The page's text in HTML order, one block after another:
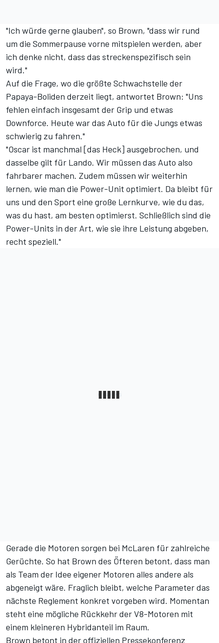
"Ich würde gerne glauben", so Brown, "dass wir rund
um die Sommerpause vorne mitspielen werden, aber
ich denke nicht, dass das streckenspezifisch sein
wird."
Auf die Frage, wo die größte Schwachstelle der
Papaya-Boliden derzeit liegt, antwortet Brown: "Uns
fehlen einfach insgesamt der Grip und etwas
Downforce. Heute war das Auto für die Jungs etwas
schwierig zu fahren."
"Oscar ist manchmal [das Heck] ausgebrochen, und
dasselbe gilt für Lando. Wir müssen das Auto also
fahrbarer machen. Zudem müssen wir weiterhin
lernen, wie man die Power-Unit optimiert. Da bleibt für
uns und den Sport eine große Lernkurve, wie du das,
was du hast, am besten optimierst. Schließlich sind die
Power-Units in der Art, wie sie ihre Leistung abgeben,
recht speziell."
Gerade die Motoren sorgen bei McLaren für zahlreiche
Gerüchte. So hat Brown des Öfteren betont, dass man
als Team der Idee eigener Motoren alles andere als
abgeneigt wäre. Fraglich bleibt, welche Parameter das
nächste Reglement konkret vorgeben wird. Momentan
steht eine mögliche Rückkehr der V8-Motoren mit
einem kleineren Hybridanteil im Raum.
Brown betont in der offiziellen Pressekonferenz